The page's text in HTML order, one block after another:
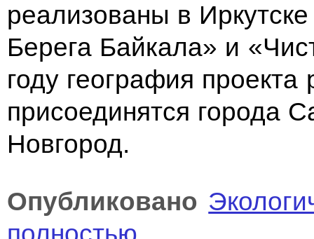
реализованы в
Берега Байкала» и
году география
присоединятся города
Новгород.
Опубликовано